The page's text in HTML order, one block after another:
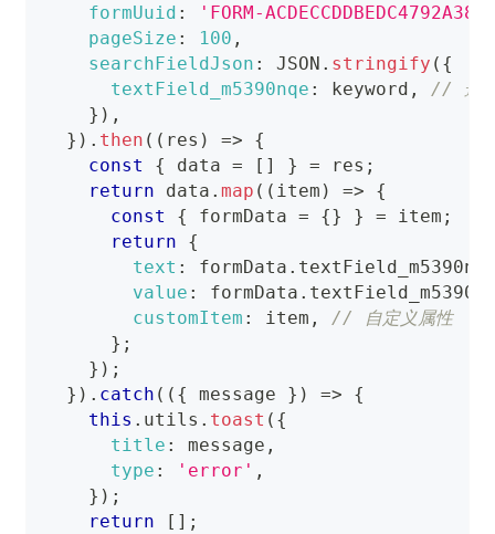
formUuid :
'FORM-
pageSize : 100 ,
searchFieldJson : JSON . stringify ( {
textField_m5390nqe : keyword ,
// 选
} ) ,
} ) . then ( ( res ) =>
{
const
{ data = [ ] } = res ;
return data . map ( ( item ) =>
{
const
{ formData = {} } = item ;
return
{
text : formData .
value : formData .
customItem : item ,
// 自定义属性
} ;
} ) ;
} ) . catch ( ( { message } ) =>
{
this . utils . toast ( {
title : message ,
type : 'error' ,
} ) ;
return
[ ] ;